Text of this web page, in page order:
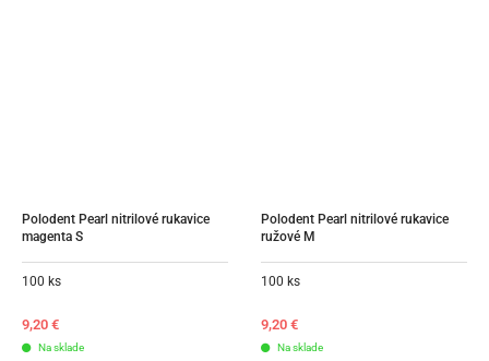
Polodent Pearl nitrilové rukavice
magenta S
100 ks
9,20 €
Na sklade
Polodent Pearl nitrilové rukavice
ružové M
100 ks
9,20 €
Na sklade